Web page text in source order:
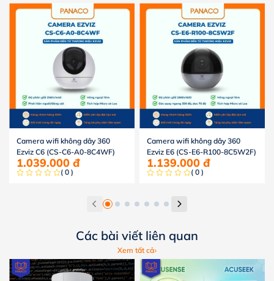
Camera wifi không dây 360
Ezviz C6 (CS-C6-A0-8C4WF)
1.039.000 đ
( 0 )
Camera wifi không dây 360
Ezviz E6 (CS-E6-R100-8C5W2F)
1.139.000 đ
( 0 )
Các bài viết liên quan
Xem tất cả